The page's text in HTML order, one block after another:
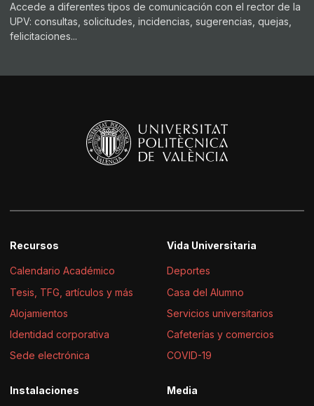
Accede a diferentes tipos de comunicación con el rector de la
UPV: consultas, solicitudes, incidencias, sugerencias, quejas,
felicitaciones...
Recursos
Calendario Académico
Tesis, TFG, artículos y más
Alojamientos
Identidad corporativa
Sede electrónica
Vida Universitaria
Deportes
Casa del Alumno
Servicios universitarios
Cafeterías y comercios
COVID-19
Instalaciones Media